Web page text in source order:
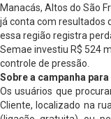
Manacás, Altos do São
já conta com resultados
essa região registra
Semae investiu R$ 524
controle de pressão.
Sobre a campanha
Os usuários que
Cliente, localizado na